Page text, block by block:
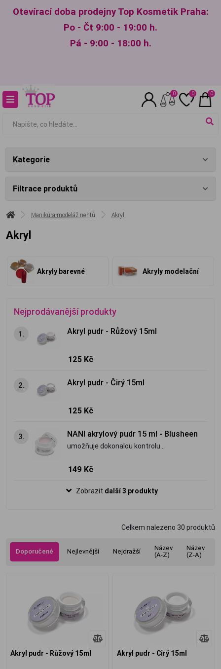
Otevírací doba prodejny Top Kosmetik Praha:
Po - Čt 9:00 - 19:00 h.
Pá - 9:00 - 18:00 h.
0 0 0
Kategorie
Filtrace produktů
Manikúra-modeláž nehtů Akryl
Akryl
Akryly barevné Akryly modelační
Nejprodávanější produkty
1. Akryl pudr - Růžový 15ml
125 Kč
2. Akryl pudr - Čirý 15ml
125 Kč
3. NANI akrylový pudr 15 ml - Blusheen
umožňuje dokonalou kontrolu
univerzální akrylový pudr balení 15 ml
149 Kč
Zobrazit další 3 produkty
Celkem nalezeno 30 produktů
Doporučené Nejlevnější Nejdražší
Název
(A-Z)
Název
(Z-A)
Akryl pudr - Růžový 15ml Akryl pudr - Čirý 15ml